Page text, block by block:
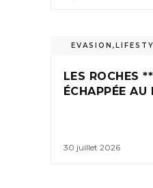
EVASION ,
LES ROCHES
ÉCHAPPÉE AU
30 juillet 2026